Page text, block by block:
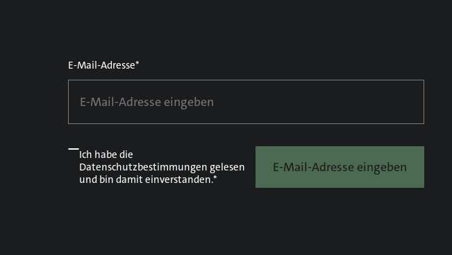
E-Mail-Adresse*
Ich habe die
Datenschutzbestimmungen gelesen
und bin damit einverstanden.*
E-Mail-Adresse eingeben